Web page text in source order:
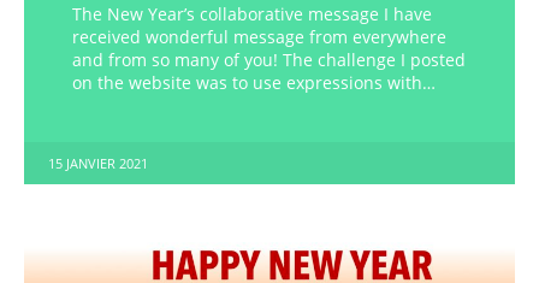
The New Year’s collaborative message I have
received wonderful message from everywhere
and from so many of you! The challenge I posted
on the website was to use expressions with…
15 JANVIER 2021